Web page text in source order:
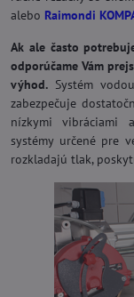
alebo Raimondi
Ak ale často
odporúčame Vám
výhod. Systém
zabezpečuje
nízkymi vibráciami
systémy určené pre
rozkladajú tlak,